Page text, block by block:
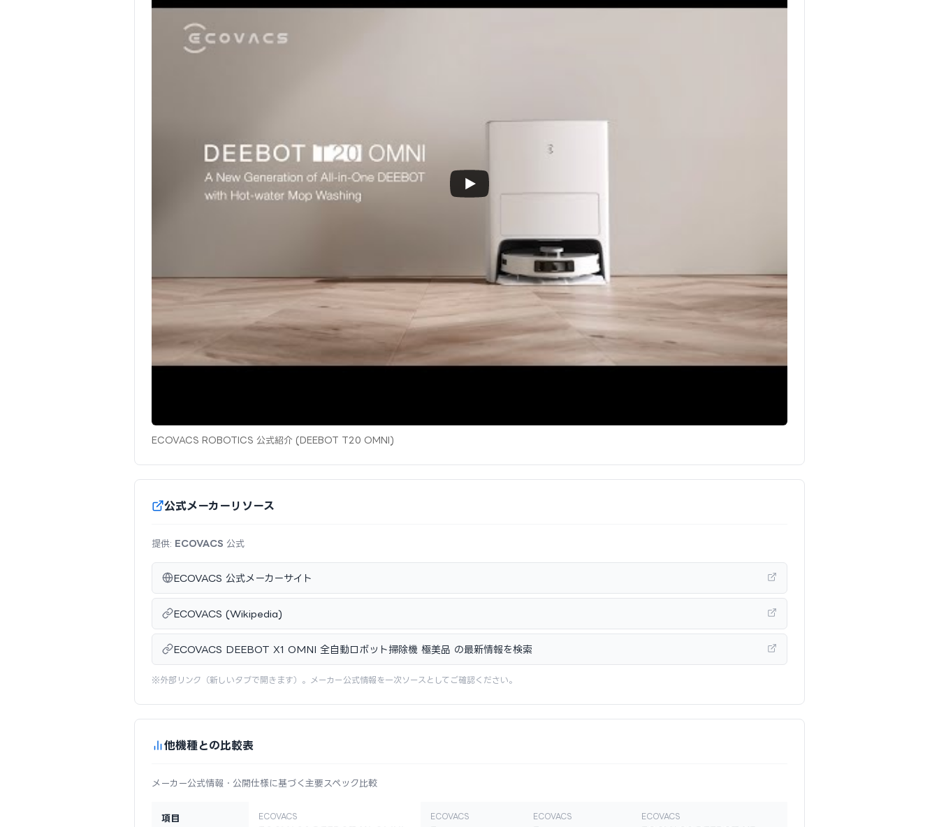
ECOVACS ROBOTICS 公式紹介 (DEEBOT T20 OMNI)
公式メーカーリソース
提供: ECOVACS 公式
ECOVACS 公式メーカーサイト
ECOVACS (Wikipedia)
ECOVACS DEEBOT X1 OMNI 全自動ロボット掃除機 極美品 の最新情報を検索
※外部リンク（新しいタブで開きます）。メーカー公式情報を一次ソースとしてご確認ください。
他機種との比較表
メーカー公式情報・公開仕様に基づく主要スペック比較
項目 ECOVACS ECOVACS ECOVACS ECOVACS